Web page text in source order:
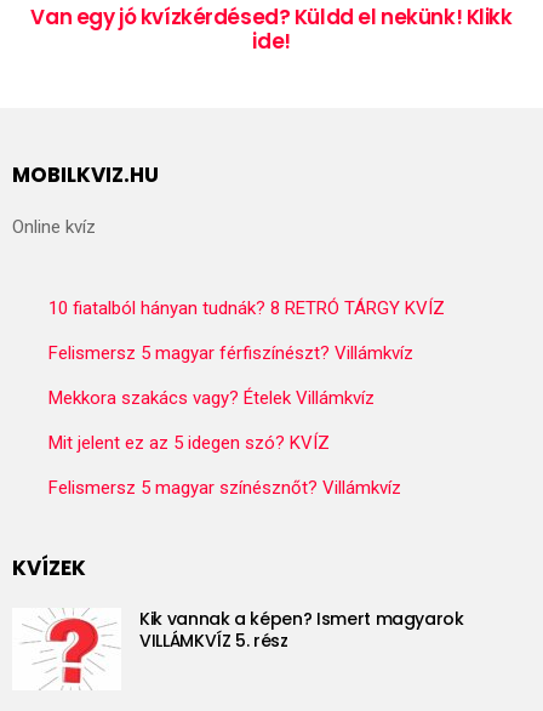
Van egy jó kvízkérdésed? Küldd el nekünk! Klikk
ide!
MOBILKVIZ.HU
Online kvíz
10 fiatalból hányan tudnák? 8 RETRÓ TÁRGY KVÍZ
Felismersz 5 magyar férfiszínészt? Villámkvíz
Mekkora szakács vagy? Ételek Villámkvíz
Mit jelent ez az 5 idegen szó? KVÍZ
Felismersz 5 magyar színésznőt? Villámkvíz
KVÍZEK
Kik vannak a képen? Ismert magyarok
VILLÁMKVÍZ 5. rész